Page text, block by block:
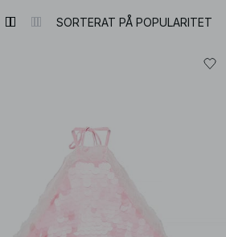
SORTERAT PÅ POPULARITET